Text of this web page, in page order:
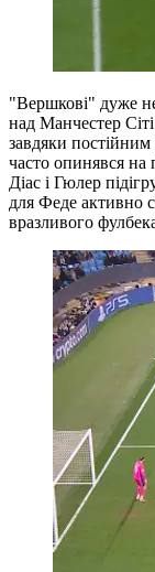
"Вершкові" дуже
над Манчестер
завдяки
часто опинявся на
Діас і Гюлер
для Феде активно
вразливого